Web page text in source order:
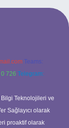
Teams:
726 Telegram:
Teknolojileri ve
Sağlayıcı olarak
proaktif olarak